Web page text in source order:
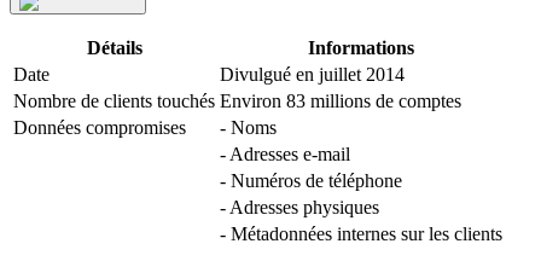
Détails
Informations
Date
Divulgué en juillet 2014
Nombre de clients touchés Environ 83 millions de comptes
Données compromises
- Noms
- Adresses e-mail
- Numéros de téléphone
- Adresses physiques
- Métadonnées internes sur les clients